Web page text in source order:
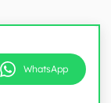
WhatsApp